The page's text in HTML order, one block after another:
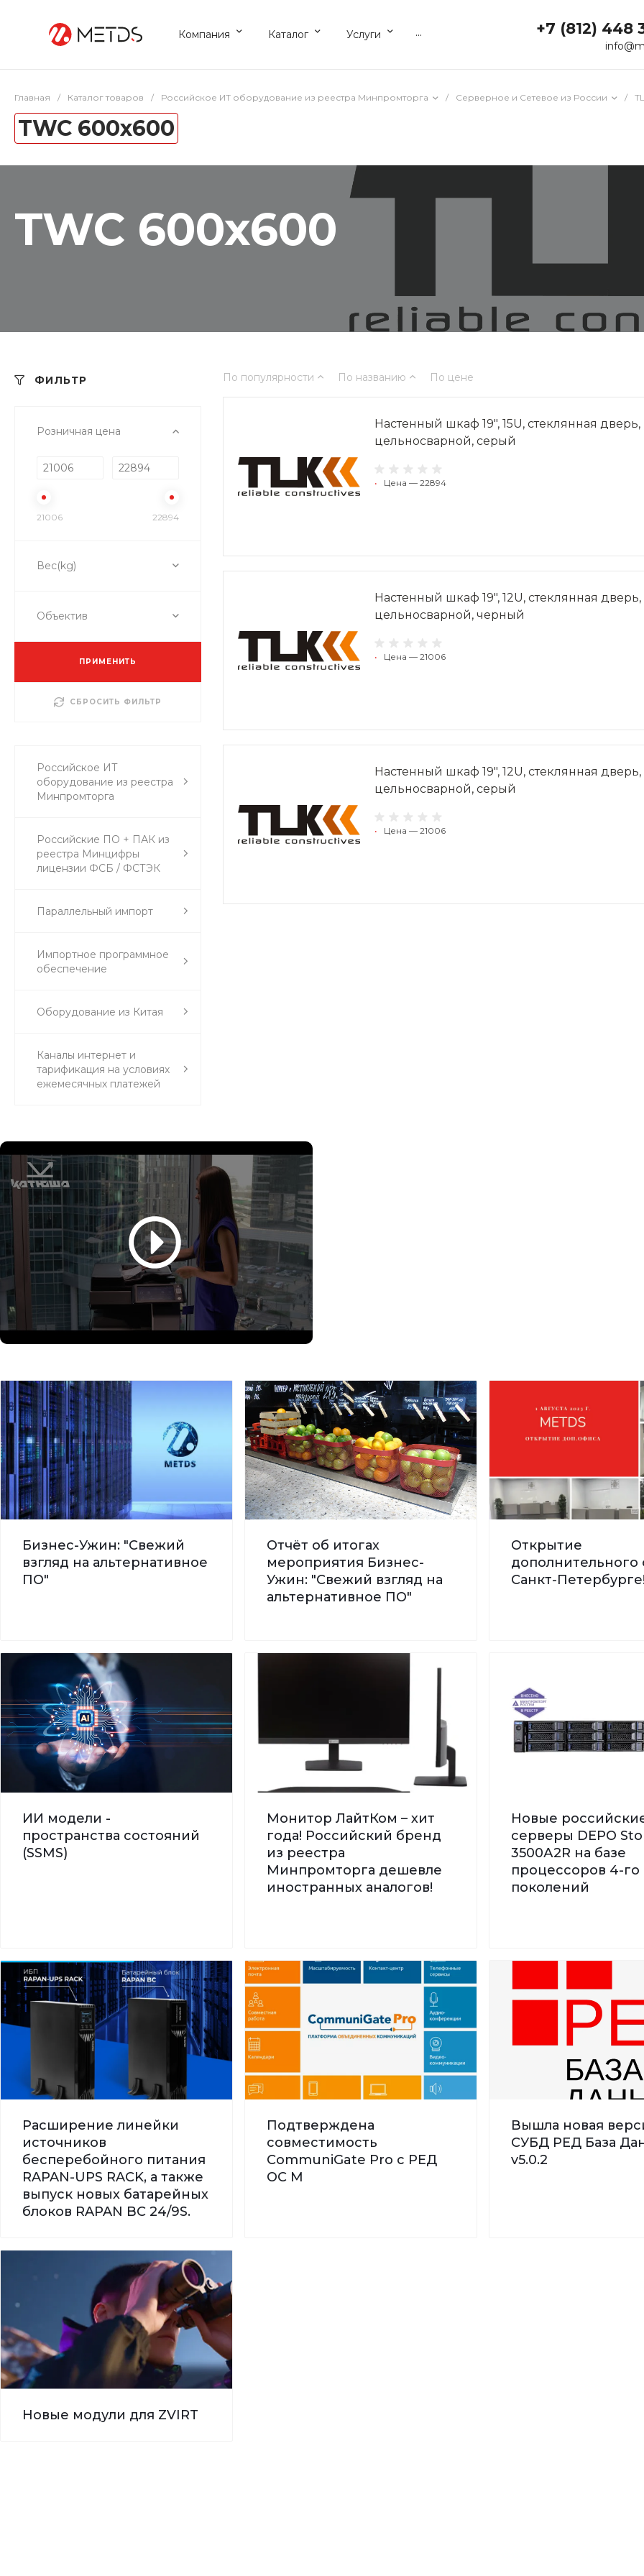
Компания Каталог Услуги ... +7 (812) 448
Главная / Каталог товаров / Российское ИТ оборудование из реестра Минпромторга / Серверное и Сетевое из России /
TWC 600x600
TWC 600x600
ФИЛЬТР
Розничная цена
21006 22894
Вес(kg)
Объектив
ПРИМЕНИТЬ
СБРОСИТЬ ФИЛЬТР
Российское ИТ
оборудование из реестра
Минпромторга
Российские ПО + ПАК из
реестра Минцифры
лицензии ФСБ / ФСТЭК
Параллельный импорт
Импортное программное
обеспечение
Оборудование из Китая
Каналы интернет и
тарификация на условиях
ежемесячных платежей
По популярности По названию По цене
Настенный шкаф 19", 15U, стеклянная
цельносварной, серый
• Цена — 22894
Настенный шкаф 19", 12U, стеклянная
цельносварной, черный
• Цена — 21006
Настенный шкаф 19", 12U, стеклянная
цельносварной, серый
• Цена — 21006
Бизнес-Ужин: "Свежий
взгляд на альтернативное
ПО"
Отчёт об итогах
мероприятия Бизнес-
Ужин: "Свежий взгляд на
альтернативное ПО"
Открытие
дополнительного
Санкт-Петербурге!
ИИ модели -
пространства состояний
(SSMS)
Монитор ЛайтКом – хит
года! Российский бренд
из реестра
Минпромторга дешевле
иностранных аналогов!
Новые
серверы DEPO
3500А2R на базе
процессоров 4-го
поколений
Расширение линейки
источников
бесперебойного питания
RAPAN-UPS RACK, а также
выпуск новых батарейных
блоков RAPAN BC 24/9S.
Подтверждена
совместимость
CommuniGate Pro с РЕД
ОС М
Вышла новая
СУБД РЕД База
v5.0.2
Новые модули для ZVIRT